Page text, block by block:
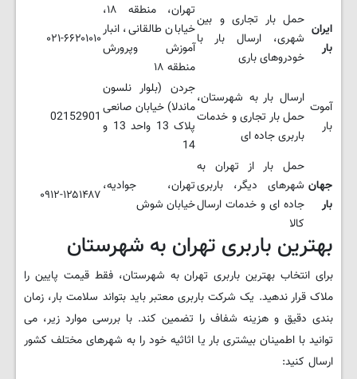
ایران
بار
حمل بار تجاری و بین
شهری، ارسال بار با
خودروهای باری
تهران، منطقه ۱۸،
خیابان طالقانی، انبار
آموزش وپرورش
منطقه ۱۸
۰۲۱-۶۶۲۰۱۰۱۰
آموت
بار
ارسال بار به شهرستان،
حمل بار تجاری و خدمات
باربری جاده ای
جردن (بلوار نلسون
ماندلا) خیابان صانعی
پلاک 13 واحد 13 و
14
02152901
جهان
بار
حمل بار از تهران به
شهرهای دیگر، باربری
جاده ای و خدمات ارسال
کالا
تهران، جوادیه،
خیابان شوش
۰۹۱۲-۱۲۵۱۴۸۷
بهترین باربری تهران به شهرستان
برای انتخاب بهترین باربری تهران به شهرستان، فقط قیمت پایین را
ملاک قرار ندهید. یک شرکت باربری معتبر باید بتواند سلامت بار، زمان
بندی دقیق و هزینه شفاف را تضمین کند. با بررسی موارد زیر، می
توانید با اطمینان بیشتری بار یا اثاثیه خود را به شهرهای مختلف کشور
ارسال کنید: